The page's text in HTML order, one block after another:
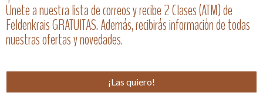
Únete a nuestra lista de correos y recibe 2 Clases (ATM) de
Feldenkrais GRATUITAS. Además, recibirás información de todas
nuestras ofertas y novedades.
¡Las quiero!